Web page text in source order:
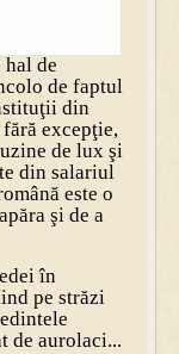
de
de faptul
din
excepţie,
de lux şi
din salariul
este o
şi de a
în
pe străzi
de aurolaci...